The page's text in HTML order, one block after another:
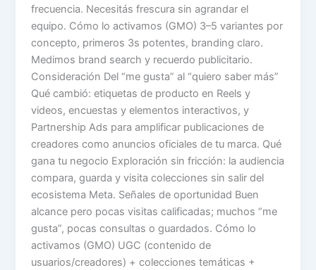
frecuencia. Necesitás frescura sin agrandar el
equipo. Cómo lo activamos (GMO) 3–5 variantes por
concepto, primeros 3s potentes, branding claro.
Medimos brand search y recuerdo publicitario.
Consideración Del “me gusta” al “quiero saber más”
Qué cambió: etiquetas de producto en Reels y
videos, encuestas y elementos interactivos, y
Partnership Ads para amplificar publicaciones de
creadores como anuncios oficiales de tu marca. Qué
gana tu negocio Exploración sin fricción: la audiencia
compara, guarda y visita colecciones sin salir del
ecosistema Meta. Señales de oportunidad Buen
alcance pero pocas visitas calificadas; muchos “me
gusta”, pocas consultas o guardados. Cómo lo
activamos (GMO) UGC (contenido de
usuarios/creadores) + colecciones temáticas +